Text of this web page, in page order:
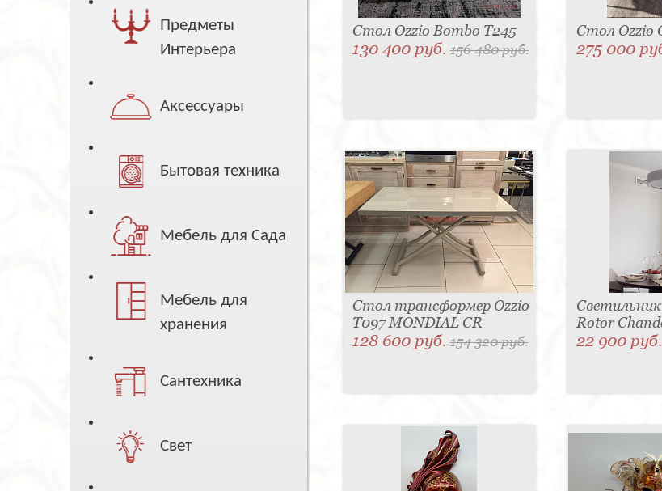
Предметы
Интерьера
Аксессуары
Бытовая техника
Мебель для Сада
Мебель для
хранения
Сантехника
Свет
Стол Ozzio Bombo T245
130 400 руб.156 480 руб.
Стол Ozzio
275 000
Стол трансформер Ozzio
T097 MONDIAL CR
128 600 руб.154 320 руб.
Rotor
22 900 руб.